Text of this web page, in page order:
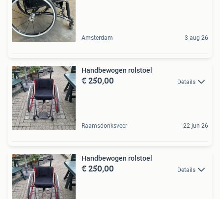
Amsterdam 3 aug 26
Handbewogen rolstoel
€ 250,00 Details
Raamsdonksveer 22 jun 26
Handbewogen rolstoel
€ 250,00 Details